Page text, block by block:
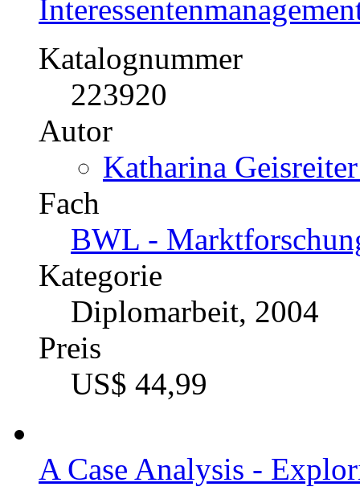
Katalognummer
223920
Autor
Katharina
Fach
BWL -
Kategorie
Diplomarbeit, 2004
Preis
US$ 44,99
A Case Analysis -